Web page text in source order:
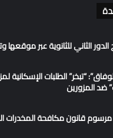
الدور الثاني للثانوية عبر
“تبخر” الطلبات الإسكانية
المزورين
مرسوم قانون مكافحة المخدرات